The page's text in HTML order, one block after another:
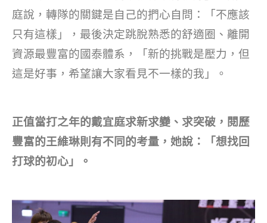
庭說，轉隊的關鍵是自己的捫心自問：「不應該
只有這樣」，最後決定跳脫熟悉的舒適圈、離開
資源最豐富的國泰體系，「新的挑戰是壓力，但
這是好事，希望讓大家看見不一樣的我」。
正值當打之年的戴宜庭求新求變、求突破，閱歷
豐富的王維琳則有不同的考量，她說：「想找回
打球的初心」。